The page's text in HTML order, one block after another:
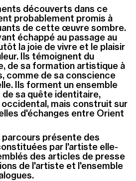
découverts dans ce
probablement promis à
de cette œuvre sombre.
échappé au passage au
la joie de vivre et le plaisir
Ils témoignent du
de sa formation artistique à
comme de sa conscience
Ils forment un ensemble
sa quête identitaire,
occidental, mais construit sur
d'échanges entre Orient
parcours présente des
par l'artiste elle-
des articles de presse
de l'artiste et l'ensemble